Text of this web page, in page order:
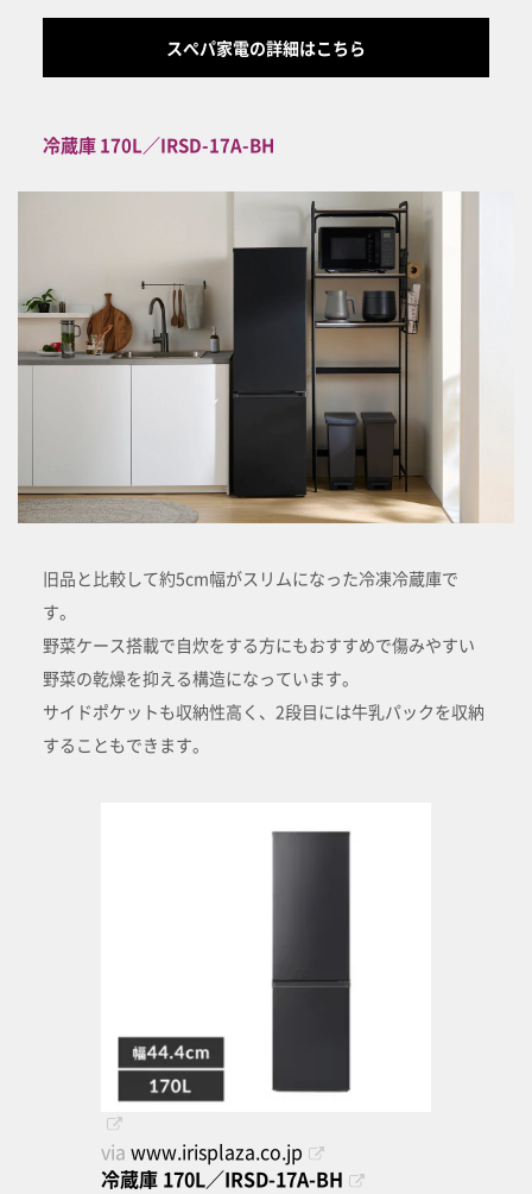
スぺパ家電の詳細はこちら
冷蔵庫 170L／IRSD-17A-BH
旧品と比較して約5cm幅がスリムになった冷凍冷蔵庫で
す。
野菜ケース搭載で自炊をする方にもおすすめで傷みやすい
野菜の乾燥を抑える構造になっています。
サイドポケットも収納性高く、2段目には牛乳パックを収納
することもできます。
via www.irisplaza.co.jp
冷蔵庫 170L／IRSD-17A-BH